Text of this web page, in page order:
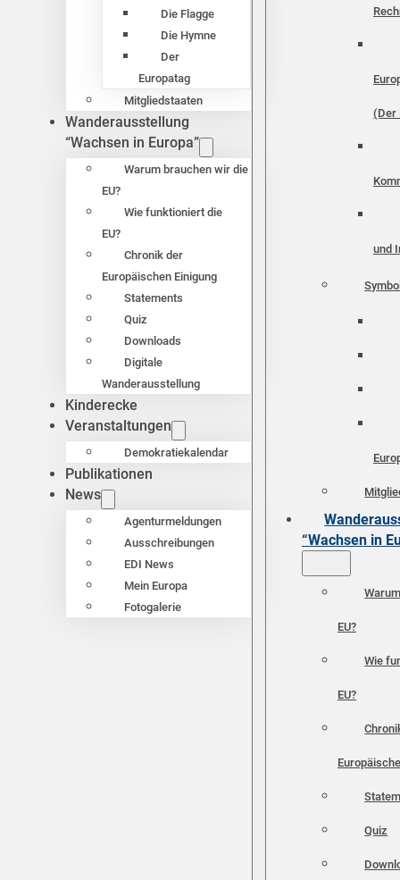
Die Flagge
Die Hymne
Der
Europatag
Mitgliedstaaten
Wanderausstellung
“Wachsen in Europa”
Warum brauchen wir die
EU?
Wie funktioniert die
EU?
Chronik der
Europäischen Einigung
Statements
Quiz
Downloads
Digitale
Wanderausstellung
Kinderecke
Veranstaltungen
Demokratiekalendar
Publikationen
News
Agenturmeldungen
Ausschreibungen
EDI News
Mein Europa
Fotogalerie
(Der
und
“Wachsen in
EU?
Wie
EU?
Quiz